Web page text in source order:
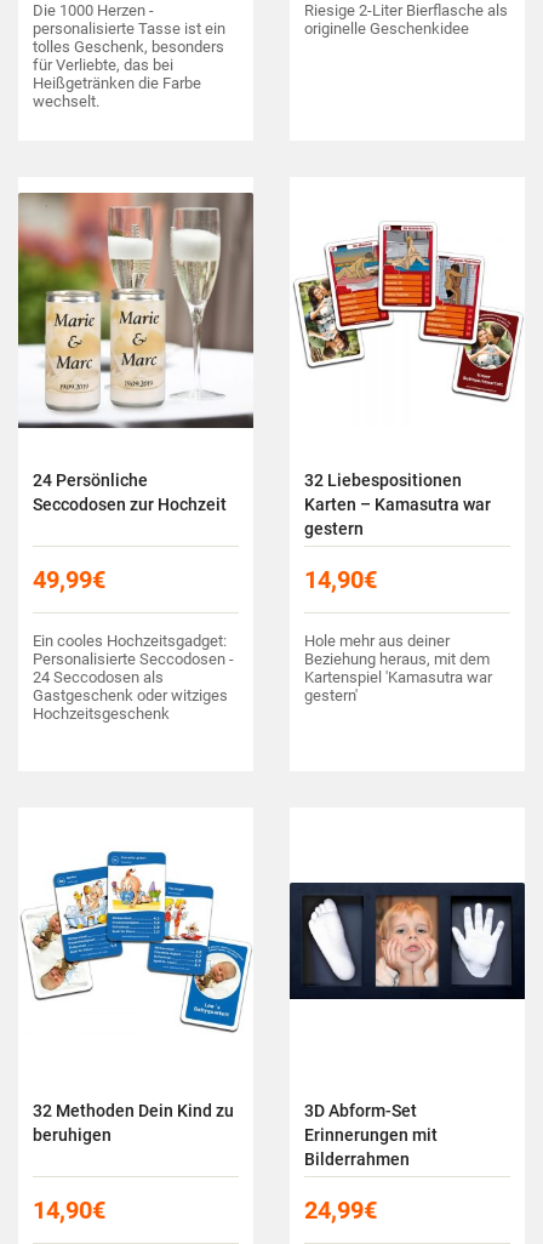
Die 1000 Herzen -
personalisierte Tasse ist ein
tolles Geschenk, besonders
für Verliebte, das bei
Heißgetränken die Farbe
wechselt.
Riesige 2-Liter Bierflasche als
originelle Geschenkidee
24 Persönliche
Seccodosen zur Hochzeit
49,99€
Ein cooles Hochzeitsgadget:
Personalisierte Seccodosen -
24 Seccodosen als
Gastgeschenk oder witziges
Hochzeitsgeschenk
32 Liebespositionen
Karten – Kamasutra war
gestern
14,90€
Hole mehr aus deiner
Beziehung heraus, mit dem
Kartenspiel 'Kamasutra war
gestern'
32 Methoden Dein Kind zu
beruhigen
14,90€
3D Abform-Set
Erinnerungen mit
Bilderrahmen
24,99€